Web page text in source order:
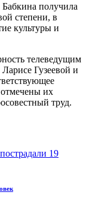
получила
степени, в
культуры и
телеведущим
Гузеевой и
их
труд.